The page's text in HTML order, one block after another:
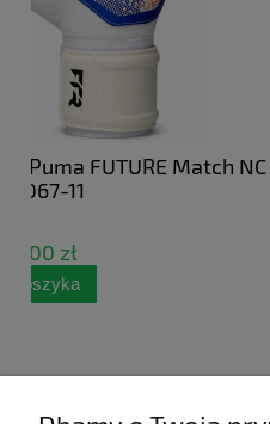
NC Rękawice